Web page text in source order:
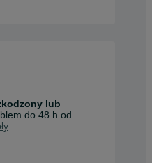
lub
do 48 h od